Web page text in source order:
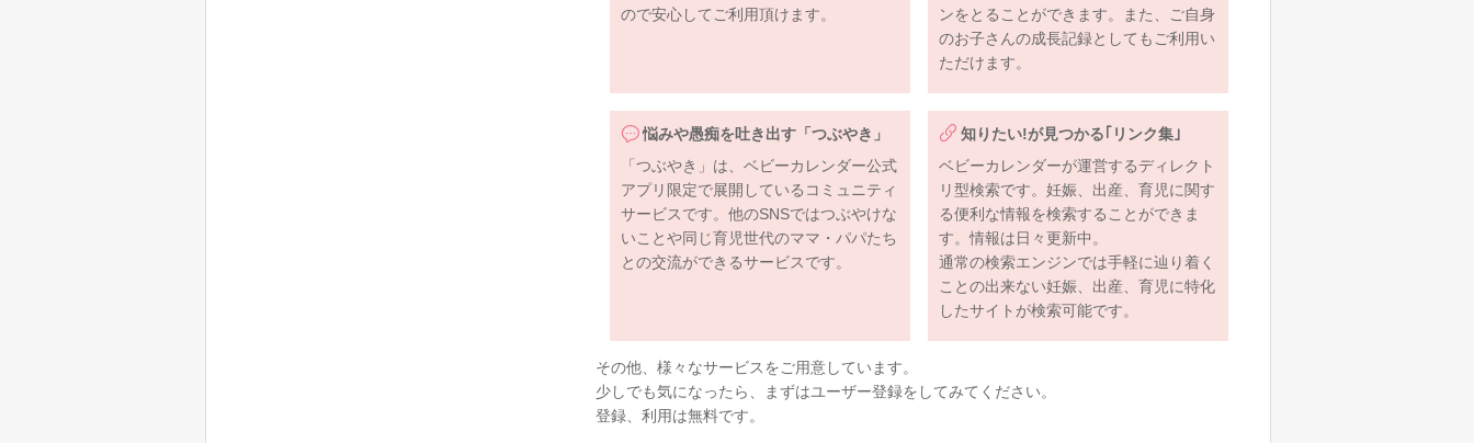
ので安心してご利用頂けます。
ンをとることができます。また、ご自身
のお子さんの成長記録としてもご利用い
ただけます。
悩みや愚痴を吐き出す「つぶやき」
「つぶやき」は、ベビーカレンダー公式
アプリ限定で展開しているコミュニティ
サービスです。他のSNSではつぶやけな
いことや同じ育児世代のママ・パパたち
との交流ができるサービスです。
知りたい!が見つかる｢リンク集｣
ベビーカレンダーが運営するディレクト
リ型検索です。妊娠、出産、育児に関す
る便利な情報を検索することができま
す。情報は日々更新中。
通常の検索エンジンでは手軽に辿り着く
ことの出来ない妊娠、出産、育児に特化
したサイトが検索可能です。
その他、様々なサービスをご用意しています。
少しでも気になったら、まずはユーザー登録をしてみてください。
登録、利用は無料です。